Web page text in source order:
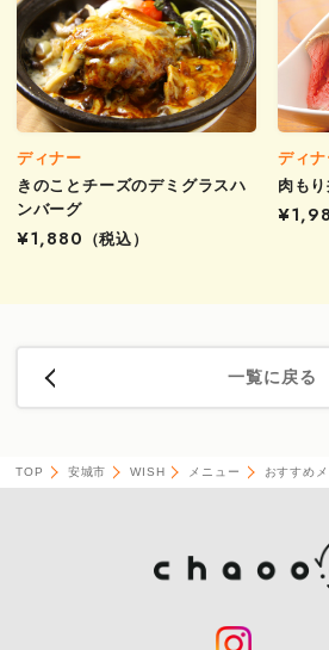
ディナー
きのことチーズのデミグラスハ
ンバーグ
¥1,880
（税込）
ディナ
肉も
一覧に戻る
TOP 安城市 WISH メニュー おすすめ